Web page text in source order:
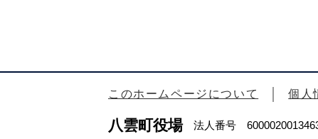
このホームページについて 個人
八雲町役場法人番号